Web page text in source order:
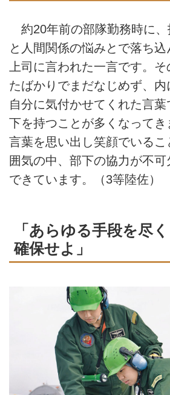
約20年前の部隊勤務時に、
と人間関係の悩みとで落ち込
上司に言われた一言です。
たばかりでまだなじめず、内
自分に気付かせてくれた言
下を持つことが多くなって
言葉を思い出し笑顔でいる
囲気の中、部下の協力が不
できています。（3等陸佐）
「あらゆる手段を尽
確保せよ」